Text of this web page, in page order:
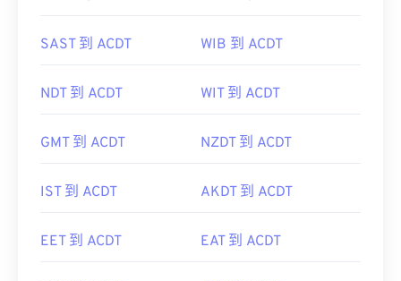
SAST 到 ACDT WIB 到 ACDT
NDT 到 ACDT WIT 到 ACDT
GMT 到 ACDT NZDT 到 ACDT
IST 到 ACDT AKDT 到 ACDT
EET 到 ACDT EAT 到 ACDT